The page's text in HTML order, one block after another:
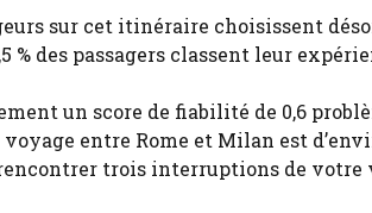
sur cet itinéraire choisissent
% des passagers classent leur
un score de fiabilité de 0,6
entre Rome et Milan est
trois interruptions de votre